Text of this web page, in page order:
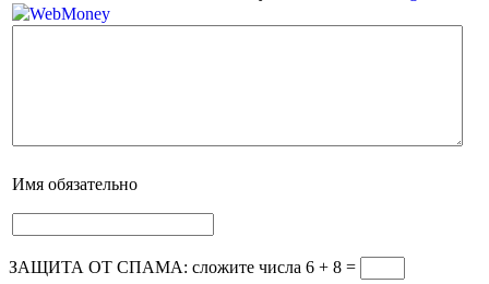
Имя обязательно
ЗАЩИТА ОТ СПАМА: сложите числа 6 + 8 =